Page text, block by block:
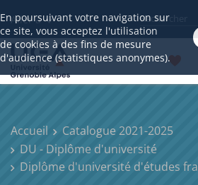
En poursuivant votre navigation sur
ce site, vous acceptez l'utilisation
de cookies à des fins de mesure
d'audience (statistiques anonymes).
Aller à
Accueil
Catalogue 2021-2025
DU - Diplôme d'université
Diplôme d'université d'études